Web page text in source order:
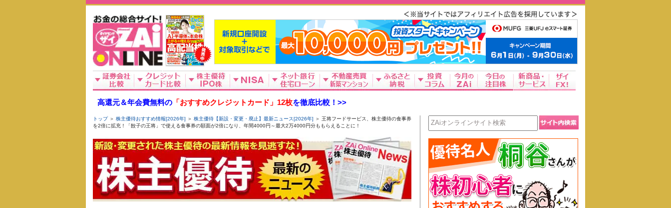
高還元＆年会費無料の 「おすすめクレジットカード」12枚を徹底比較！>>
トップ＞ 株主優待おすすめ情報[2026年] ＞ 株主優待【新設・変更・廃止】最新ニュース[2026年] ＞ 王将フードサービス、株主優待の食事券
を2倍に拡充！「餃子の王将」で使える食事券の額面が2倍になり、年間4000円～最大2万4000円分ももらえることに！